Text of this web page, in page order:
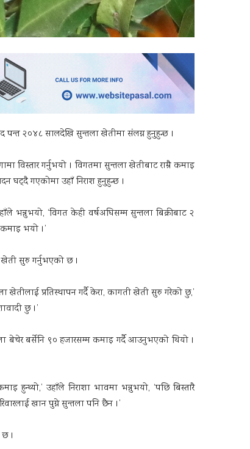
२०४८ सालदेखि सुन्तला खेतीमा संलग्न हुनुहुन्छ ।
विस्तार गर्नुभयो । विगतमा सुन्तला खेतीबाट राम्रै कमाइ
घट्दै गएकोमा उहाँ निराश हुनुहुन्छ ।
भन्नुभयो, ‘विगत केही वर्षअघिसम्म सुन्तला बिक्रीबाट २
भयो ।’
सुरु गर्नुभएको छ ।
खेतीलाई प्रतिस्थापन गर्दै केरा, कागती खेती सुरु गरेको छु,’
छु ।’
बेचेर बर्सेनि ९० हजारसम्म कमाइ गर्दै आउनुभएको थियो ।
हुन्थ्यो,’ उहाँले निराशा भावमा भन्नुभयो, ‘पछि बिस्तारै
खान पुग्ने सुन्तला पनि छैन ।’
।